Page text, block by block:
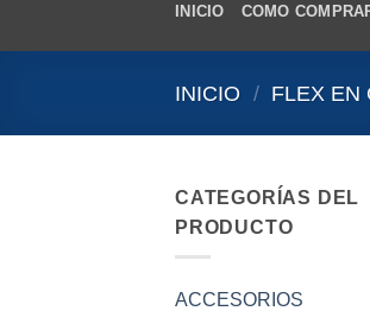
INICIO COMO
INICIO / FLEX EN
CATEGORÍAS DEL
PRODUCTO
ACCESORIOS